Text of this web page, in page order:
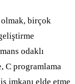
birçok
odaklı
C programlama
imkanı elde etme